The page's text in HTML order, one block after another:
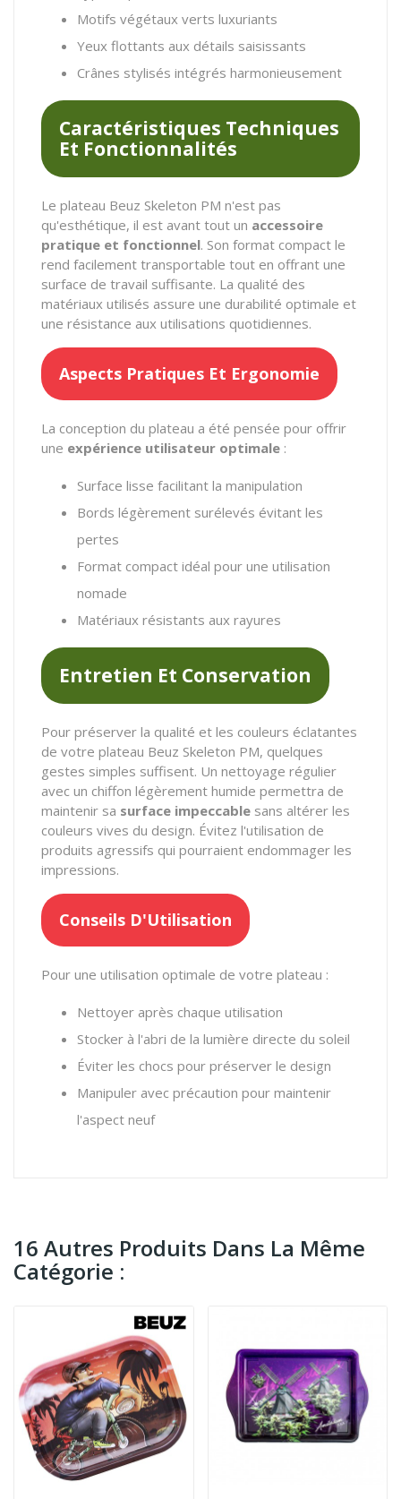
Motifs végétaux verts luxuriants
Yeux flottants aux détails saisissants
Crânes stylisés intégrés harmonieusement
Caractéristiques Techniques
Et Fonctionnalités
Le plateau Beuz Skeleton PM n'est pas
qu'esthétique, il est avant tout un accessoire
pratique et fonctionnel. Son format compact le
rend facilement transportable tout en offrant une
surface de travail suffisante. La qualité des
matériaux utilisés assure une durabilité optimale et
une résistance aux utilisations quotidiennes.
Aspects Pratiques Et Ergonomie
La conception du plateau a été pensée pour offrir
une expérience utilisateur optimale :
Surface lisse facilitant la manipulation
Bords légèrement surélevés évitant les
pertes
Format compact idéal pour une utilisation
nomade
Matériaux résistants aux rayures
Entretien Et Conservation
Pour préserver la qualité et les couleurs éclatantes
de votre plateau Beuz Skeleton PM, quelques
gestes simples suffisent. Un nettoyage régulier
avec un chiffon légèrement humide permettra de
maintenir sa surface impeccable sans altérer les
couleurs vives du design. Évitez l'utilisation de
produits agressifs qui pourraient endommager les
impressions.
Conseils D'Utilisation
Pour une utilisation optimale de votre plateau :
Nettoyer après chaque utilisation
Stocker à l'abri de la lumière directe du soleil
Éviter les chocs pour préserver le design
Manipuler avec précaution pour maintenir
l'aspect neuf
16 Autres Produits Dans La Même
Catégorie :